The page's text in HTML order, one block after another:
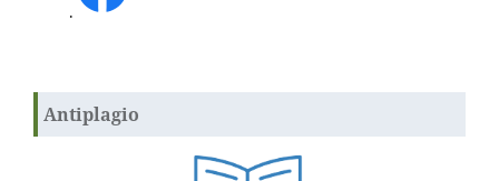
.
Antiplagio